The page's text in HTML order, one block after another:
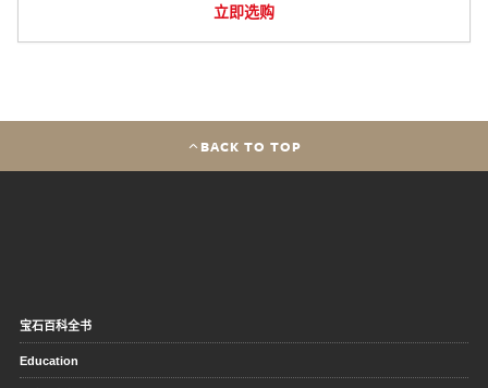
立即选购
BACK TO TOP
宝石百科全书
Education